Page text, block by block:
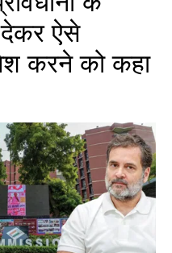
ऐसे
करने को कहा